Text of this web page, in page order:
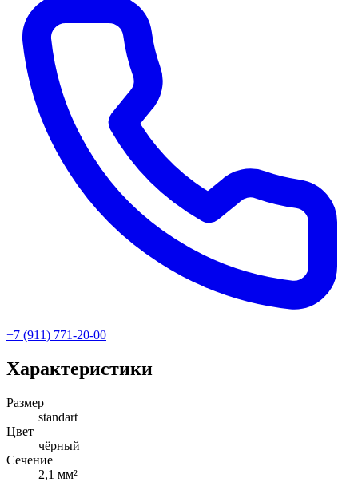
+7 (911) 771-20-00
Характеристики
Размер
standart
Цвет
чёрный
Сечение
2,1 мм²